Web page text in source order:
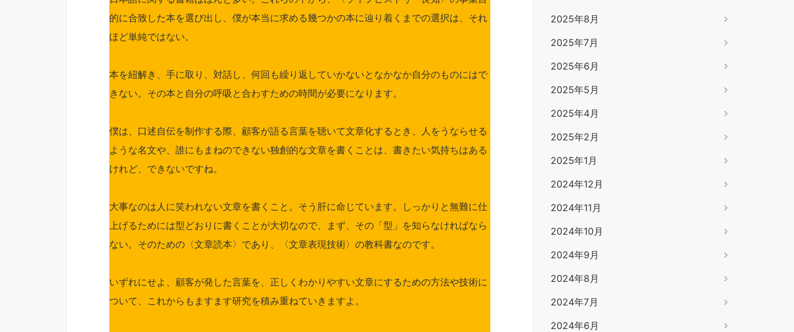
的に合致した本を選び出し、僕が本当に求める幾つかの本に辿り着くまでの選択は、それ
ほど単純ではない。
本を紐解き、手に取り、対話し、何回も繰り返していかないとなかなか自分のものにはで
きない。その本と自分の呼吸と合わすための時間が必要になります。
僕は、口述自伝を制作する際、顧客が語る言葉を聴いて文章化するとき、人をうならせる
ような名文や、誰にもまねのできない独創的な文章を書くことは、書きたい気持ちはある
けれど、できないですね。
大事なのは人に笑われない文章を書くこと。そう肝に命じています。しっかりと無難に仕
上げるためには型どおりに書くことが大切なので、まず、その「型」を知らなければなら
ない。そのための〈文章読本〉であり、〈文章表現技術〉の教科書なのです。
いずれにせよ、顧客が発した言葉を、正しくわかりやすい文章にするための方法や技術に
ついて、これからもますます研究を積み重ねていきますよ。
2025年8月
2025年7月
2025年6月
2025年5月
2025年4月
2025年2月
2025年1月
2024年12月
2024年11月
2024年10月
2024年9月
2024年8月
2024年7月
2024年6月